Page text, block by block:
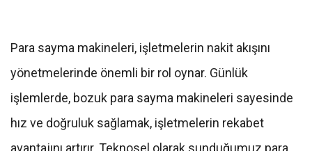
Para sayma makineleri, işletmelerin nakit akışını
yönetmelerinde önemli bir rol oynar. Günlük
işlemlerde, bozuk para sayma makineleri sayesinde
hız ve doğruluk sağlamak, işletmelerin rekabet
avantajını artırır. Teknosel olarak sunduğumuz para